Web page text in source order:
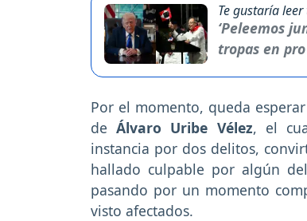
Te gustaría
‘Peleemos
tropas en
Por el momento, queda
deÁlvaro Uribe Vélez, el
instancia por dos delitos,
hallado culpable por algún
pasando por un momento
visto afectados.